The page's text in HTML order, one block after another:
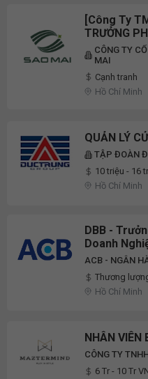
[Công Ty
TRƯỞNG
Việc Tại
CÔNG TY
MAI
Cạnh tranh
Hồ Chí Minh
QUẢN LÝ
TẬP ĐOÀN
10 triệu - 16
Hồ Chí Minh
DBB -
Doanh
ACB - NGÂN
Thương
Hồ Chí Minh
NHÂN VIÊN
CÔNG TY
6 Tr - 10 Tr